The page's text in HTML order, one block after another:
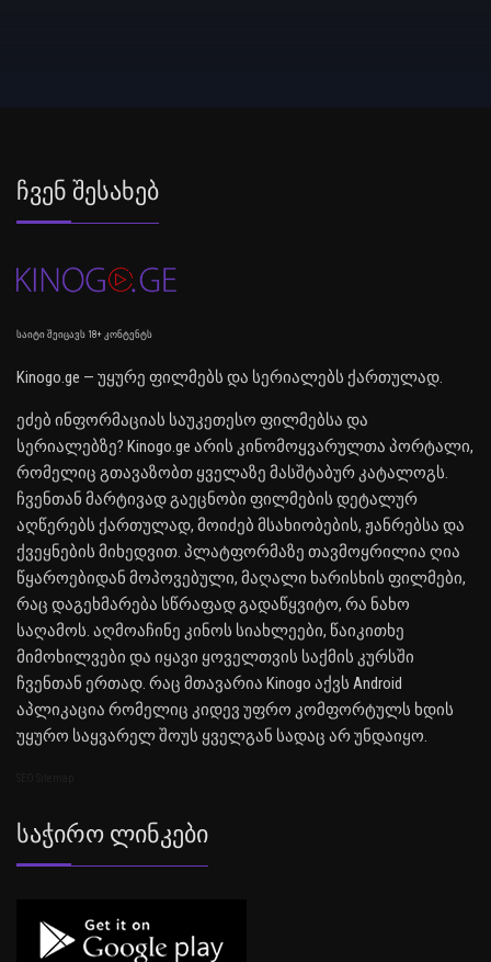
Ჩვენ Შესახებ
საიტი შეიცავს 18+ კონტენტს
Kinogo.ge — უყურე ფილმებს და სერიალებს ქართულად.
ეძებ ინფორმაციას საუკეთესო ფილმებსა და
სერიალებზე? Kinogo.ge არის კინომოყვარულთა პორტალი,
რომელიც გთავაზობთ ყველაზე მასშტაბურ კატალოგს.
ჩვენთან მარტივად გაეცნობი ფილმების დეტალურ
აღწერებს ქართულად, მოიძებ მსახიობების, ჟანრებსა და
ქვეყნების მიხედვით. პლატფორმაზე თავმოყრილია ღია
წყაროებიდან მოპოვებული, მაღალი ხარისხის ფილმები,
რაც დაგეხმარება სწრაფად გადაწყვიტო, რა ნახო
საღამოს. აღმოაჩინე კინოს სიახლეები, წაიკითხე
მიმოხილვები და იყავი ყოველთვის საქმის კურსში
ჩვენთან ერთად. რაც მთავარია Kinogo აქვს Android
აპლიკაცია რომელიც კიდევ უფრო კომფორტულს ხდის
უყურო საყვარელ შოუს ყველგან სადაც არ უნდაიყო.
Საჭირო Ლინკები